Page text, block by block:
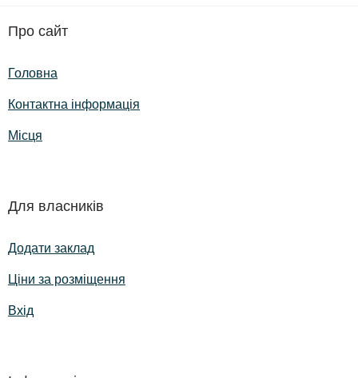
Про сайт
Головна
Контактна інформація
Місця
Для власників
Додати заклад
Ціни за розміщення
Вхід